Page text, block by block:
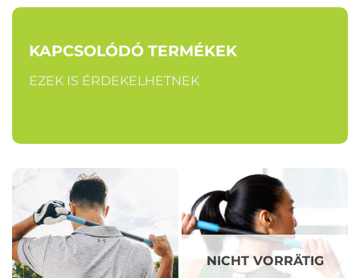
KAPCSOLÓDÓ TERMÉKEK
EZEK IS ÉRDEKELHETNEK
NICHT VORRÄTIG